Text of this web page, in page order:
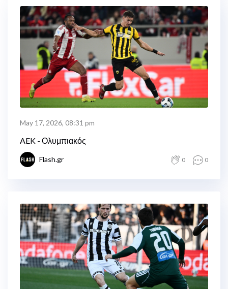
May 17, 2026, 08:31 pm
AEK - Ολυμπιακός
Flash.gr 0 0